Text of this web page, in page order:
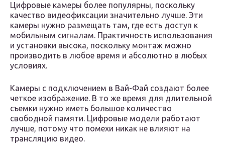
Цифровые камеры более популярны, поскольку
качество видеофиксации значительно лучше. Эти
камеры нужно размещать там, где есть доступ к
мобильным сигналам. Практичность использования
и установки высока, поскольку монтаж можно
производить в любое время и абсолютно в любых
условиях.
Камеры с подключением в Вай-Фай создают более
четкое изображение. В то же время для длительной
съемки нужно иметь большое количество
свободной памяти. Цифровые модели работают
лучше, потому что помехи никак не влияют на
трансляцию видео.